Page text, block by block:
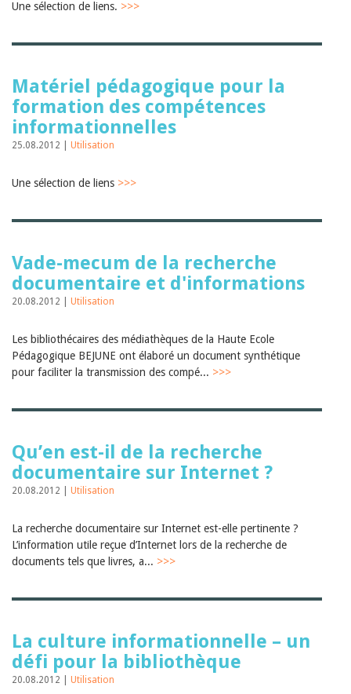
Une sélection de liens. >>>
Matériel pédagogique pour la
formation des compétences
informationnelles
25.08.2012 | Utilisation
Une sélection de liens >>>
Vade-mecum de la recherche
documentaire et d'informations
20.08.2012 | Utilisation
Les bibliothécaires des médiathèques de la Haute Ecole
Pédagogique BEJUNE ont élaboré un document synthétique
pour faciliter la transmission des compé... >>>
Qu’en est-il de la recherche
documentaire sur Internet ?
20.08.2012 | Utilisation
La recherche documentaire sur Internet est-elle pertinente ?
L’information utile reçue d’Internet lors de la recherche de
documents tels que livres, a... >>>
La culture informationnelle – un
défi pour la bibliothèque
20.08.2012 | Utilisation